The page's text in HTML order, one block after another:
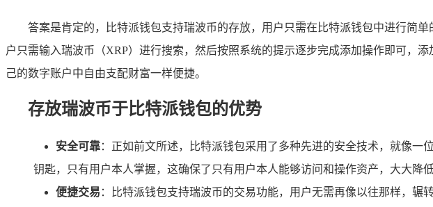
答案是肯定的，比特派钱包支持瑞波币的存放，用户只需在比特派钱包中进行简
户只需输入瑞波币（XRP）进行搜索，然后按照系统的提示逐步完成添加操作即可，
己的数字账户中自由支配财富一样便捷。
存放瑞波币于比特派钱包的优势
安全可靠：正如前文所述，比特派钱包采用了多种先进的安全技术，就像
钥匙，只有用户本人掌握，这确保了只有用户本人能够访问和操作资产，大大降
便捷交易 ：比特派钱包支持瑞波币的交易功能，用户无需再像以往那样，辗